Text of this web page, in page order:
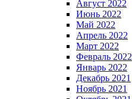
Август 2022
Июнь 2022
Май 2022
Апрель 2022
Март 2022
Февраль 2022
Январь 2022
Декабрь 2021
Ноябрь 2021